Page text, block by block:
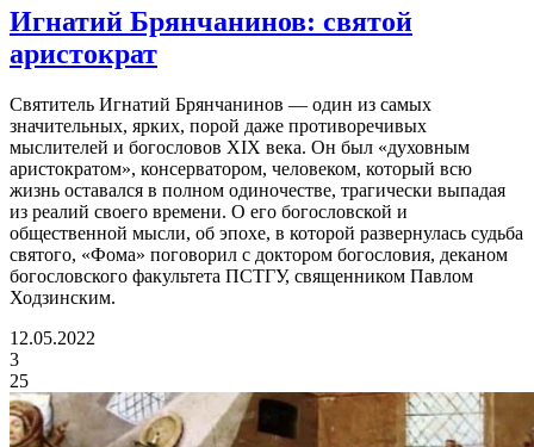
Игнатий Брянчанинов: святой
аристократ
Святитель Игнатий Брянчанинов — один из самых
значительных, ярких, порой даже противоречивых
мыслителей и богословов XIX века. Он был «духовным
аристократом», консерватором, человеком, который всю
жизнь оставался в полном одиночестве, трагически выпадая
из реалий своего времени. О его богословской и
общественной мысли, об эпохе, в которой развернулась судьба
святого, «Фома» поговорил с доктором богословия, деканом
богословского факультета ПСТГУ, священником Павлом
Ходзинским.
12.05.2022
3
25